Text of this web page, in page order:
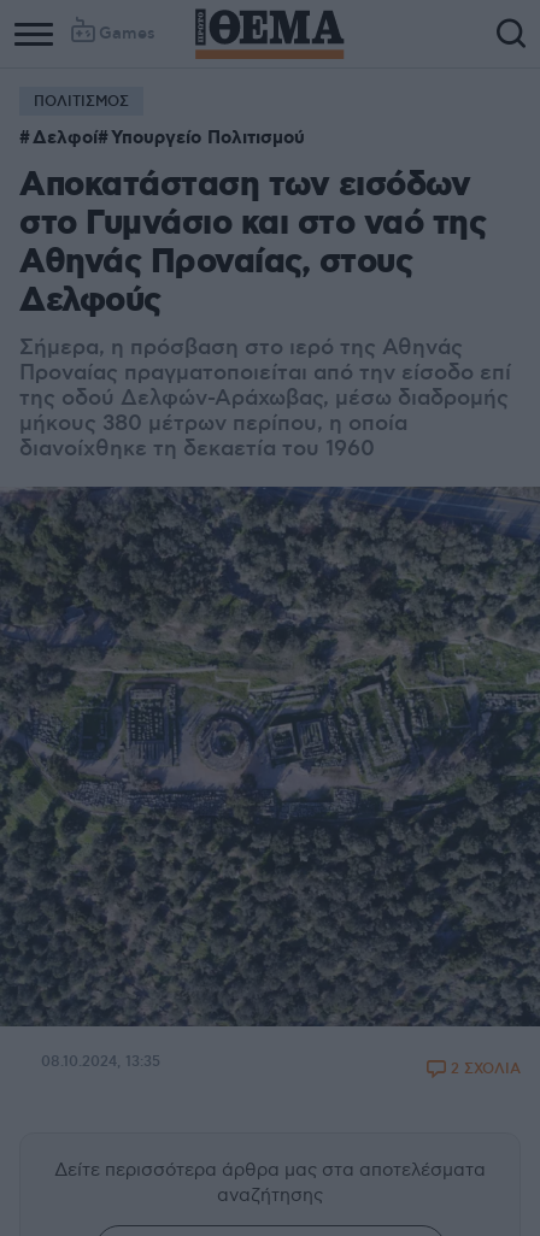
Games
ΠΟΛΙΤΙΣΜΟΣ
Δελφοί Υπουργείο Πολιτισμού
Αποκατάσταση των εισόδων
στο Γυμνάσιο και στο ναό της
Αθηνάς Προναίας, στους
Δελφούς
Σήμερα, η πρόσβαση στο ιερό της Αθηνάς
Προναίας πραγματοποιείται από την είσοδο επί
της οδού Δελφών-Αράχωβας, μέσω διαδρομής
μήκους 380 μέτρων περίπου, η οποία
διανοίχθηκε τη δεκαετία του 1960
08.10.2024, 13:35 2 ΣΧΟΛΙΑ
Δείτε περισσότερα άρθρα μας στα αποτελέσματα
αναζήτησης